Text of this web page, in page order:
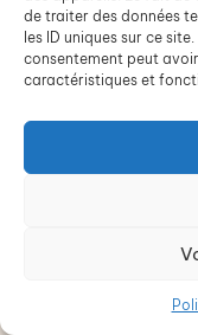
de traiter des données
les ID uniques sur ce
consentement peut
caractéristiques et